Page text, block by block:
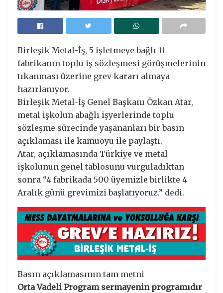
Birleşik Metal-İş, 5 işletmeye bağlı 11
fabrikanın toplu iş sözleşmesi görüşmelerinin
tıkanması üzerine grev kararı almaya
hazırlanıyor.
Birleşik Metal-İş Genel Başkanı Özkan Atar,
metal işkolun abağlı işyerlerinde toplu
sözleşme sürecinde yaşananları bir basın
açıklaması ile kamuoyu ile paylaştı.
Atar, açıklamasında Türkiye ve metal
işkolunun genel tablosunu vurguladıktan
sonra “4 fabrikada 500 üyemizle birlikte 4
Aralık günü grevimizi başlatıyoruz.” dedi.
Basın açıklamasının tam metni
Orta Vadeli Program sermayenin programıdır